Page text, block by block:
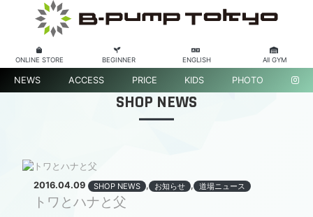
ONLINE STORE BEGINNER ENGLISH All GYM
NEWS ACCESS PRICE KIDS PHOTO
SHOP NEWS
2016.04.09 SHOP NEWS , お知らせ , 道場ニュース
トワとハナと父